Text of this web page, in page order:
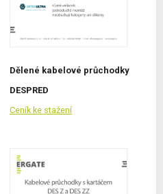
Dělené kabelové průchodky
DESPRED
Ceník ke stažení